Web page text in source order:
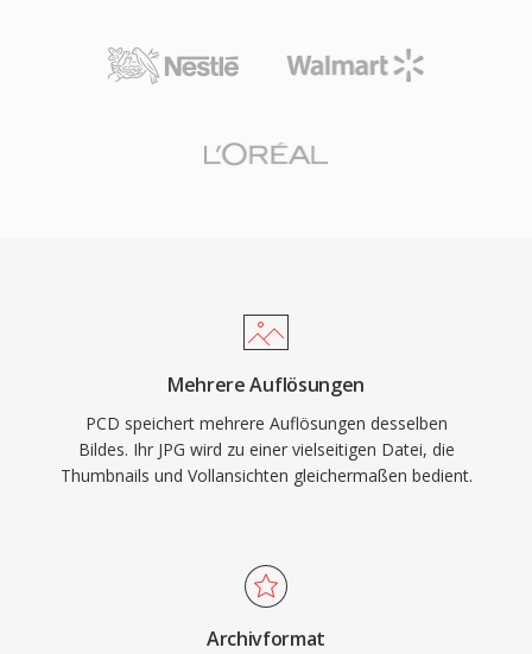
Mehrere Auflösungen
PCD speichert mehrere Auflösungen desselben
Bildes. Ihr JPG wird zu einer vielseitigen Datei, die
Thumbnails und Vollansichten gleichermaßen bedient.
Archivformat